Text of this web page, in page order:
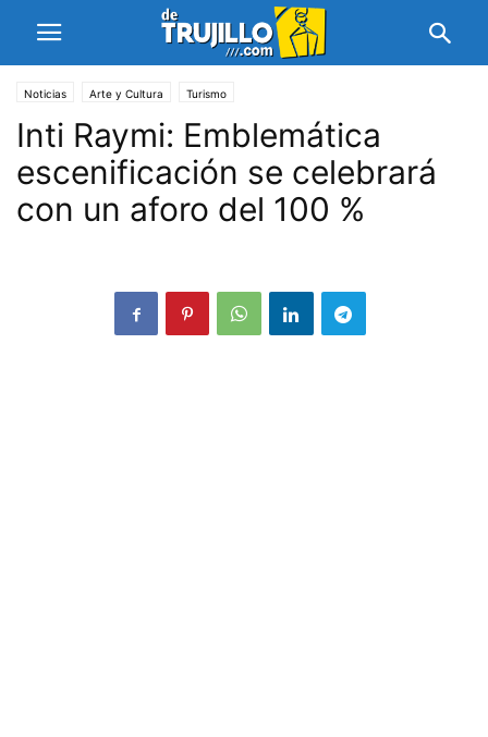
Noticias Arte y Cultura Turismo
Inti Raymi: Emblemática
escenificación se celebrará
con un aforo del 100 %